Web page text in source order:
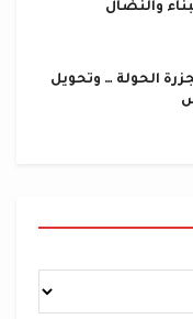
والنضال
الحولة … وتحويل